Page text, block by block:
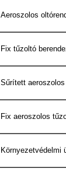
Aeroszolos
Fix tűzoltó
Sűrített
Fix aeroszolos
Környezetvédelmi